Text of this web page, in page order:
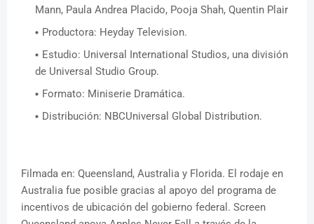
Mann, Paula Andrea Placido, Pooja Shah, Quentin Plair
Productora: Heyday Television.
Estudio: Universal International Studios, una división
de Universal Studio Group.
Formato: Miniserie Dramática.
Distribución: NBCUniversal Global Distribution.
Filmada en: Queensland, Australia y Florida. El rodaje en
Australia fue posible gracias al apoyo del programa de
incentivos de ubicación del gobierno federal. Screen